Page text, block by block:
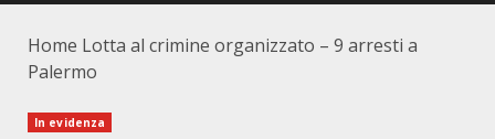
Home Lotta al crimine organizzato – 9 arresti a
Palermo
In evidenza